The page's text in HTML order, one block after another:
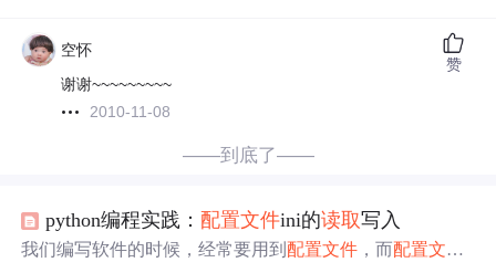
空怀
谢谢~~~~~~~~~
2010-11-08
赞
——到底了——
python编程实践： 配置文件ini的读取写入
我们编写软件的时候，经常要用到 配置文件 ，而配置文件